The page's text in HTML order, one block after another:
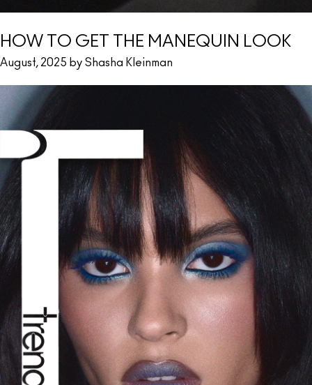
HOW TO GET THE MANEQUIN LOOK
August, 2025 by Shasha Kleinman